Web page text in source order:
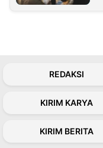
REDAKSI
KIRIM KARYA
KIRIM BERITA